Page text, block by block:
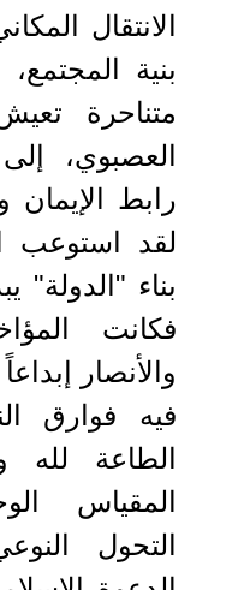
الانتقال
بنية
متناحرة
العصبوي،
رابط الإيمان
لقد استوعب
بناء "الدولة"
فكانت
والأنصار
فيه فوارق
الطاعة لله
المقياس
التحول